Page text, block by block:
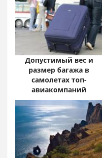
Допустимый вес и
размер багажа в
самолетах топ-
авиакомпаний